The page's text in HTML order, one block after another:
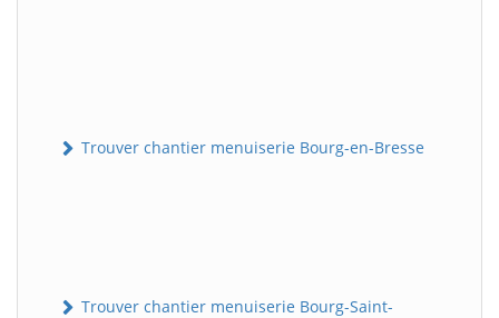
Trouver chantier menuiserie Bourg-en-Bresse
Trouver chantier menuiserie Bourg-Saint-